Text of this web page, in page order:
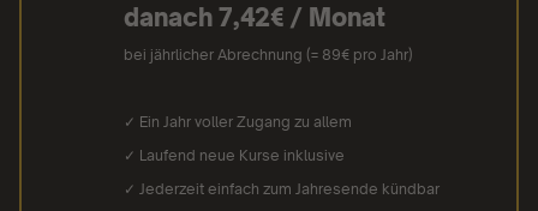
danach 7,42€ / Monat
bei jährlicher Abrechnung (= 89€ pro Jahr)
✓ Ein Jahr voller Zugang zu allem
✓ Laufend neue Kurse inklusive
✓ Jederzeit einfach zum Jahresende kündbar